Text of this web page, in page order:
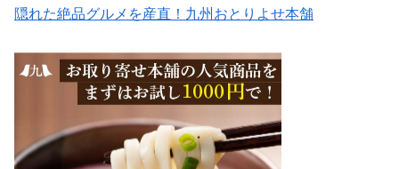
隠れた絶品グルメを産直！九州おとりよせ本舗